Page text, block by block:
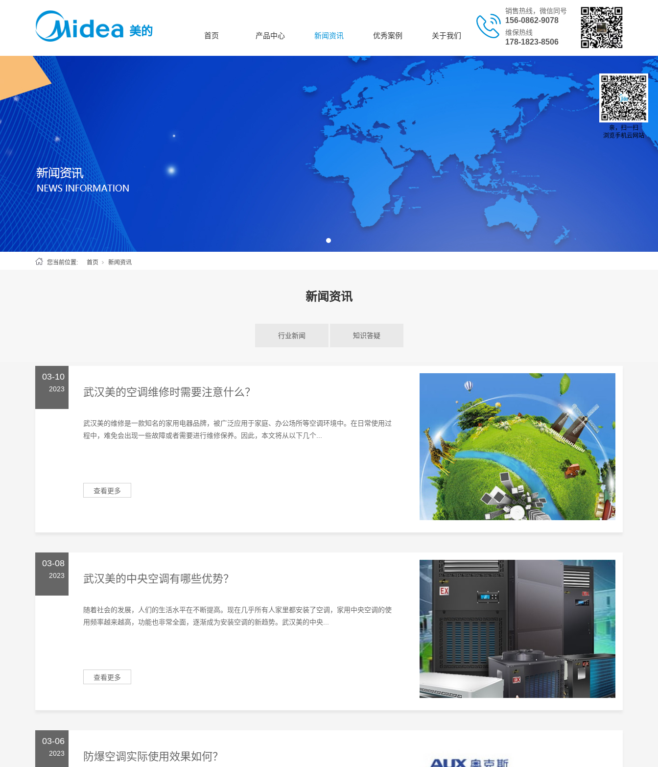
美的 首页 产品中心 新闻资讯 优秀案例 关于我们
销售热线，微信同号
156-0862-9078
维保热线
178-1823-8506
您当前位置: 首页 新闻资讯
新闻资讯
行业新闻 知识答疑
03-10
2023 武汉美的空调维修时需要注意什么？
武汉美的维修‍是一款知名的家用电器品牌，被广泛应用于家庭、办公场所等空调环境中。在日常使用过
程中，难免会出现一些故障或者需要进行维修保养。因此，本文将从以下几个...
查看更多
03-08
2023 武汉美的中央空调有哪些优势？
随着社会的发展，人们的生活水平在不断提高。现在几乎所有人家里都安装了空调，家用中央空调的使
用频率越来越高，功能也非常全面，逐渐成为安装空调的新趋势。武汉美的中央...
查看更多
03-06
2023 防爆空调实际使用效果如何？
亲，扫一扫
浏览手机云网站